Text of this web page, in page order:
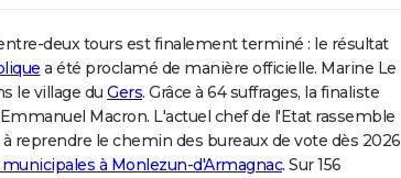
deux tours est finalement terminé : le résultat
a été proclamé de manière officielle. Marine Le
le village du Gers. Grâce à 64 suffrages, la finaliste
Macron. L'actuel chef de l'Etat rassemble
reprendre le chemin des bureaux de vote dès 2026
à Monlezun-d'Armagnac. Sur 156